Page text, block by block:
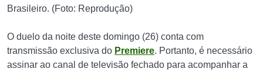
Brasileiro. (Foto: Reprodução)
O duelo da noite deste domingo (26) conta com
transmissão exclusiva do Premiere. Portanto, é necessário
assinar ao canal de televisão fechado para acompanhar a